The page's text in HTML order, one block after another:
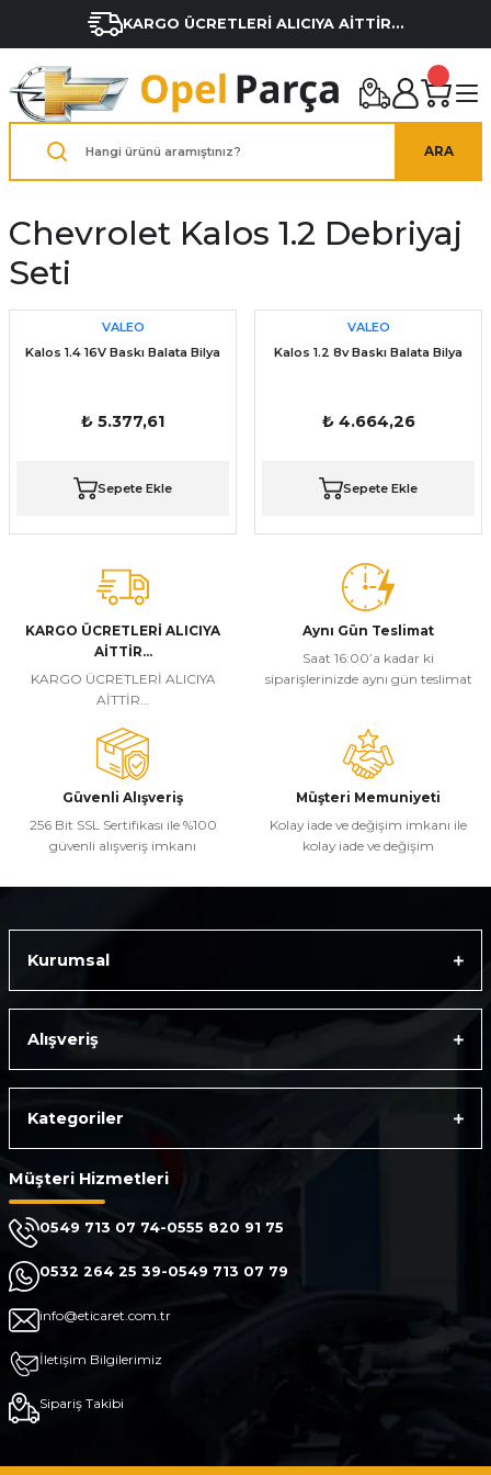
KARGO ÜCRETLERİ ALICIYA AİTTİR...
ARA
Chevrolet Kalos 1.2 Debriyaj
Seti
VALEO
Kalos 1.4 16V Baskı Balata Bilya
₺ 5.377,61
Sepete Ekle
VALEO
Kalos 1.2 8v Baskı Balata Bilya
₺ 4.664,26
Sepete Ekle
KARGO ÜCRETLERİ ALICIYA
AİTTİR...
KARGO ÜCRETLERİ ALICIYA
AİTTİR...
Aynı Gün Teslimat
Saat 16:00’a kadar ki
siparişlerinizde aynı gün teslimat
Güvenli Alışveriş
256 Bit SSL Sertifikası ile %100
güvenli alışveriş imkanı
Müşteri Memuniyeti
Kolay iade ve değişim imkanı ile
kolay iade ve değişim
Kurumsal
Alışveriş
Kategoriler
Müşteri Hizmetleri
0549 713 07 74-0555 820 91 75
0532 264 25 39-0549 713 07 79
info@eticaret.com.tr
İletişim Bilgilerimiz
Sipariş Takibi